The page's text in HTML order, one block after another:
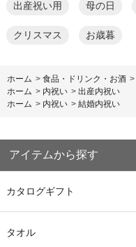
出産祝い用 母の日
クリスマス お歳暮
ホーム > 食品・ドリンク・お酒 >
ホーム > 内祝い > 出産内祝い
ホーム > 内祝い > 結婚内祝い
アイテムから探す
カタログギフト
タオル